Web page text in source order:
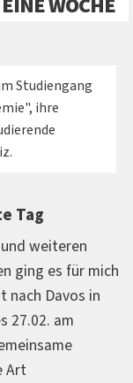
Studiengang
ihre
Tag
weiteren
ging es für mich
nach Davos in
27.02. am
Art